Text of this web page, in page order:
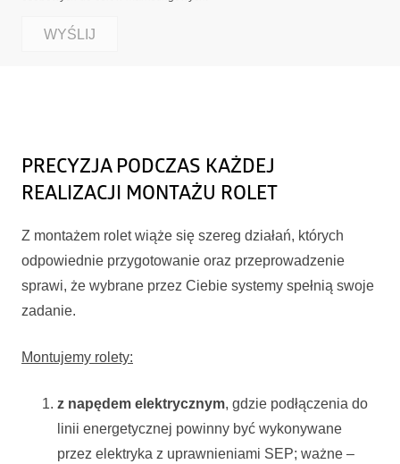
PRECYZJA PODCZAS KAŻDEJ
REALIZACJI MONTAŻU ROLET
Z montażem rolet wiąże się szereg działań, których
odpowiednie przygotowanie oraz przeprowadzenie
sprawi, że wybrane przez Ciebie systemy spełnią swoje
zadanie.
Montujemy rolety:
z napędem elektrycznym, gdzie podłączenia do
linii energetycznej powinny być wykonywane
przez elektryka z uprawnieniami SEP; ważne –